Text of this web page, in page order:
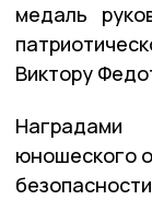
медаль
Виктору
юношеского